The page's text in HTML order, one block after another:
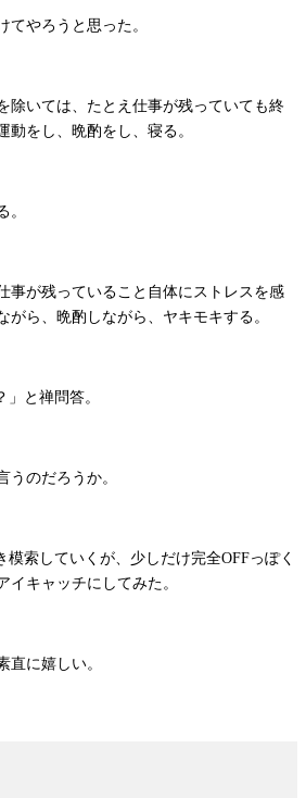
てやろうと思った。
除いては、たとえ仕事が残っていても終
動をし、晩酌をし、寝る。
。
事が残っていること自体にストレスを感
がら、晩酌しながら、ヤキモキする。
と禅問答。
うのだろうか。
模索していくが、少しだけ完全OFFっぽく
イキャッチにしてみた。
直に嬉しい。